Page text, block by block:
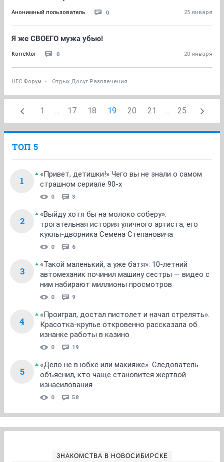
Анонимный пользователь 0 25 января
Я же СВОЕГО мужа убью!
Korrektor 0 20 января
НГС.Форум Отдых Досуг Развлечения
1 ... 17 18 19 20 21 ... 25
ТОП 5
1
«Привет, детишки!» Чего вы не знали о самом
страшном сериале 90-х
0 3
2
«Выйду хотя бы на молоко соберу»:
трогательная история уличного артиста, его
куклы-дворника Семена Степановича
0 6
3
«Такой маленький, а уже батя»: 10-летний
автомеханик починил машину сестры — видео с
ним набирают миллионы просмотров
0 9
4
«Проиграл, достал пистолет и начал стрелять».
Красотка-крупье откровенно рассказала об
изнанке работы в казино
0 19
5
«Дело не в юбке или макияже». Следователь
объяснил, кто чаще становится жертвой
изнасилования
0 58
ЗНАКОМСТВА В НОВОСИБИРСКЕ